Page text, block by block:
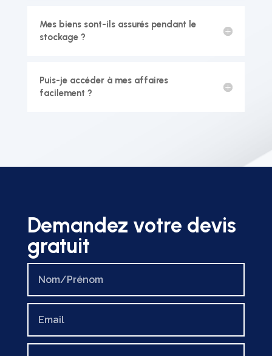
Mes biens sont-ils assurés pendant le
stockage ?
Puis-je accéder à mes affaires
facilement ?
Demandez votre devis
gratuit